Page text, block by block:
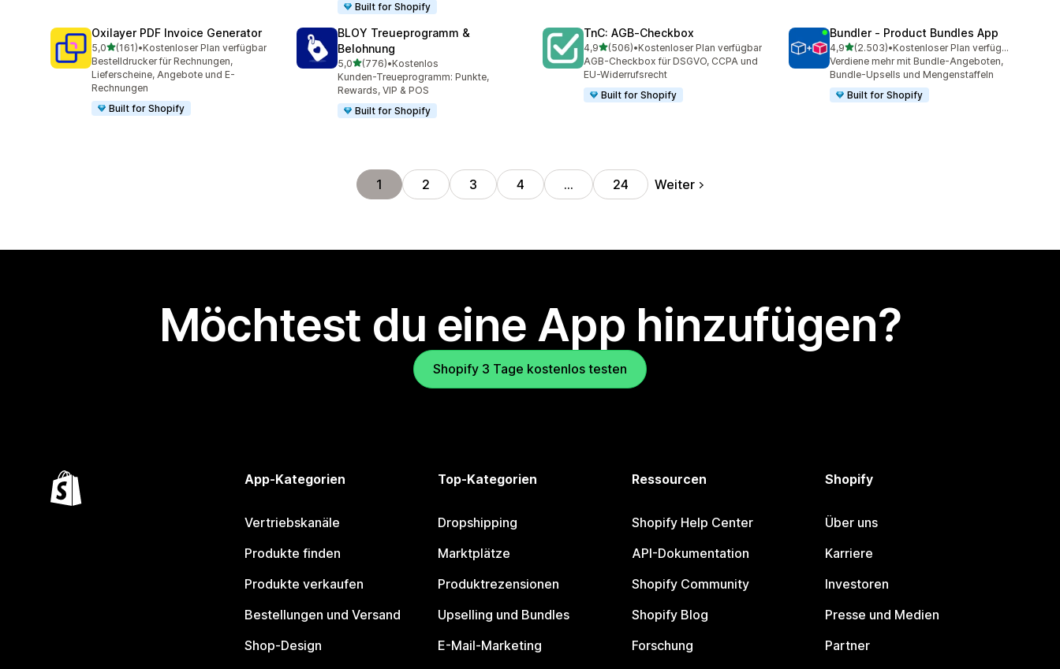
Built for Shopify
Oxilayer PDF Invoice Generator
5,0von 5 Sternen
(161)
161 Rezensionen insgesamt
•Kostenloser Plan verfügbar
Bestelldrucker für Rechnungen,
Lieferscheine, Angebote und E-
Rechnungen
Built for Shopify
BLOY Treueprogramm &
Belohnung
5,0von 5 Sternen
(776)
776 Rezensionen insgesamt
•Kostenlos
Kunden-Treueprogramm: Punkte,
Rewards, VIP & POS
Built for Shopify
TnC: AGB‑Checkbox
4,9von 5 Sternen
(506)
506 Rezensionen insgesamt
•Kostenloser Plan verfügbar
AGB-Checkbox für DSGVO, CCPA und
EU-Widerrufsrecht
Built for Shopify
Bundler ‑ Product Bundles App
4,9von 5 Sternen
(2.503)
2503 Rezensionen insgesamt
•
Kostenloser Plan verfügbar
Verdiene mehr mit Bundle-Angeboten,
Bundle-Upsells und Mengenstaffeln
Built for Shopify
1 2 3 4 … 24 Weiter
Möchtest du eine App hinzufügen?
Shopify 3 Tage kostenlos testen
App-Kategorien
Vertriebskanäle
Produkte finden
Produkte verkaufen
Bestellungen und Versand
Shop-Design
Top-Kategorien
Dropshipping
Marktplätze
Produktrezensionen
Upselling und Bundles
E-Mail-Marketing
Ressourcen
Shopify Help Center
API-Dokumentation
Shopify Community
Shopify Blog
Forschung
Shopify
Über uns
Karriere
Investoren
Presse und Medien
Partner